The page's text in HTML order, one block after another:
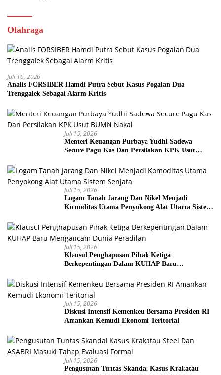
Olahraga
Juli 16, 2026
Analis FORSIBER Hamdi Putra Sebut Kasus Pogalan Dua
Trenggalek Sebagai Alarm Kritis
Juli 15, 2026
Menteri Keuangan Purbaya Yudhi Sadewa
Secure Pagu Kas Dan Persilakan KPK Usut
Juli 15, 2026
Logam Tanah Jarang Dan Nikel Menjadi
Komoditas Utama Penyokong Alat Utama Sistem
Juli 15, 2026
Klausul Penghapusan Pihak Ketiga
Berkepentingan Dalam KUHAP Baru
Juli 15, 2026
Diskusi Intensif Kemenkeu Bersama Presiden RI
Amankan Kemudi Ekonomi Teritorial
Juli 15, 2026
Pengusutan Tuntas Skandal Kasus Krakatau